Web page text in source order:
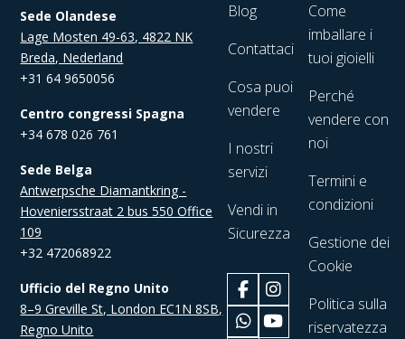
Sede Olandese
Lage Mosten 49-63, 4822 NK
Breda, Nederland
+31 64 9650056
Centro congressi Spagna
+34 678 026 761
Sede Belga
Antwerpsche Diamantkring -
Hoveniersstraat 2 bus 550 Office
109
+32 472068922
Ufficio del Regno Unito
8–9 Greville St, London EC1N 8SB,
Regno Unito
Blog
Contattaci
Cosa puoi
vendere
I nostri
servizi
Vendi in
Sicurezza
Come
imballare i
tuoi gioielli
Perché
vendere con
noi
Termini e
condizioni
Gestione dei
Cookie
Politica sulla
riservatezza